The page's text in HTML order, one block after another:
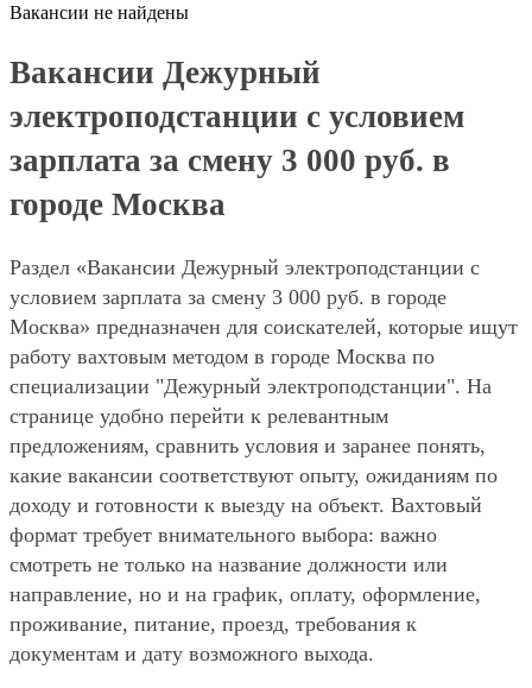
Вакансии не найдены
Вакансии Дежурный
электроподстанции с условием
зарплата за смену 3 000 руб. в
городе Москва
Раздел «Вакансии Дежурный электроподстанции с
условием зарплата за смену 3 000 руб. в городе
Москва» предназначен для соискателей, которые ищут
работу вахтовым методом в городе Москва по
специализации "Дежурный электроподстанции". На
странице удобно перейти к релевантным
предложениям, сравнить условия и заранее понять,
какие вакансии соответствуют опыту, ожиданиям по
доходу и готовности к выезду на объект. Вахтовый
формат требует внимательного выбора: важно
смотреть не только на название должности или
направление, но и на график, оплату, оформление,
проживание, питание, проезд, требования к
документам и дату возможного выхода.